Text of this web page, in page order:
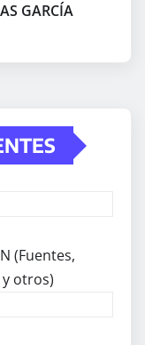
GARCÍA
(Fuentes,
otros)